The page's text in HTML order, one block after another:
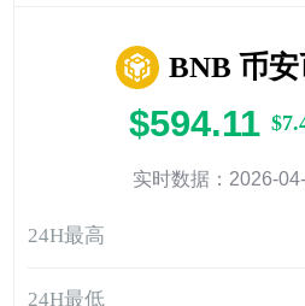
BNB 币安
$594.11
实时数据：2026-
24H最高
24H最低